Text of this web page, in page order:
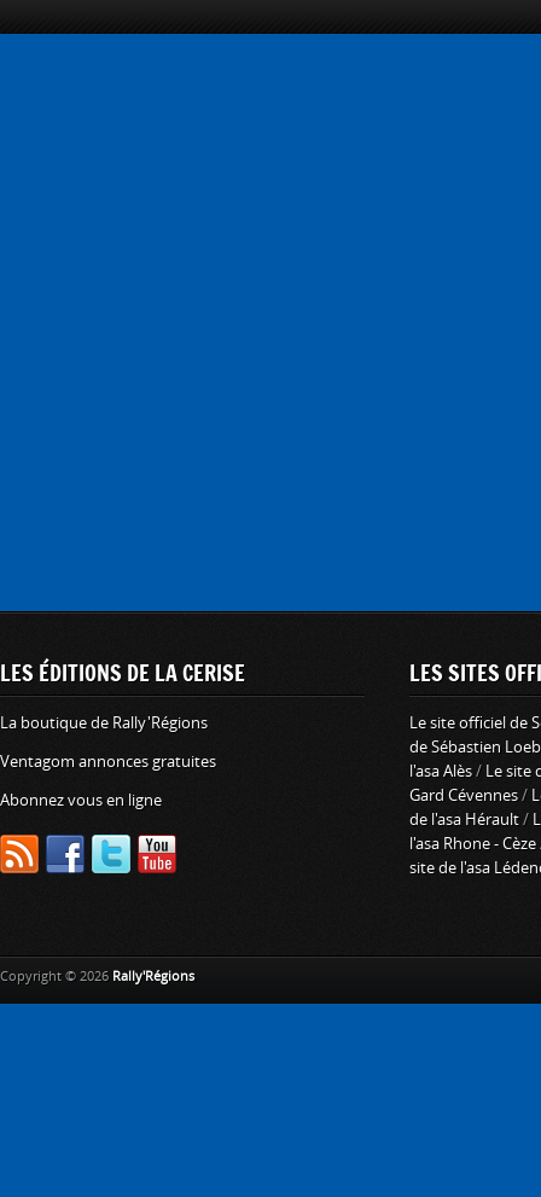
LES ÉDITIONS DE LA CERISE
La boutique de Rally'Régions
Ventagom annonces gratuites
Abonnez vous en ligne
LES SITES
Le site officiel de
de Sébastien Loeb
l'asa Alès/ Le site
Gard Cévennes/
de l'asa Hérault/
l'asa Rhone - Cèze
site de l'asa
Copyright © 2026 Rally'Régions